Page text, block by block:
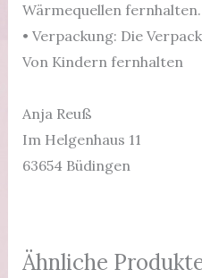
Wärmequellen fernhalten.
• Verpackung: Die
Von Kindern fernhalten
Anja Reuß
Im Helgenhaus 11
63654 Büdingen
Ähnliche